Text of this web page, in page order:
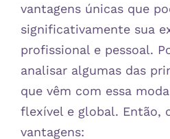
vantagens únicas que
significativamente sua
profissional e pessoal.
analisar algumas das
que vêm com essa
flexível e global. Então,
vantagens: